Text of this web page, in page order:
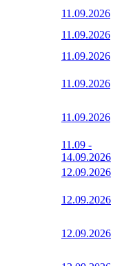
11.09.2026
11.09.2026
11.09.2026
11.09.2026
11.09.2026
11.09 -
14.09.2026
12.09.2026
12.09.2026
12.09.2026